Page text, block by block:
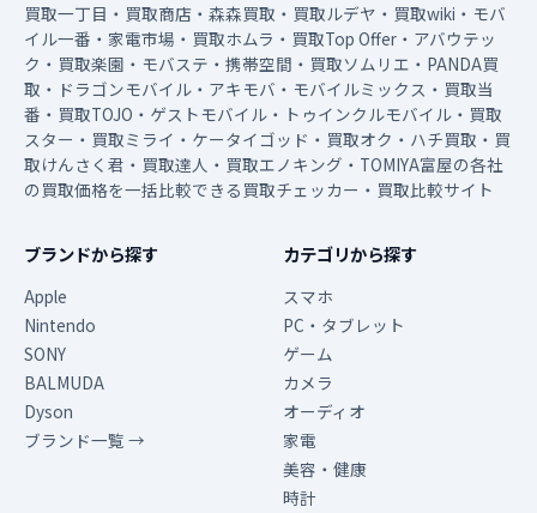
買取一丁目・買取商店・森森買取・買取ルデヤ・買取wiki・モバ
イル一番・家電市場・買取ホムラ・買取Top Offer・アバウテッ
ク・買取楽園・モバステ・携帯空間・買取ソムリエ・PANDA買
取・ドラゴンモバイル・アキモバ・モバイルミックス・買取当
番・買取TOJO・ゲストモバイル・トゥインクルモバイル・買取
スター・買取ミライ・ケータイゴッド・買取オク・ハチ買取・買
取けんさく君・買取達人・買取エノキング・TOMIYA富屋の各社
の買取価格を一括比較できる買取チェッカー・買取比較サイト
ブランドから探す
Apple
Nintendo
SONY
BALMUDA
Dyson
ブランド一覧 →
カテゴリから探す
スマホ
PC・タブレット
ゲーム
カメラ
オーディオ
家電
美容・健康
時計